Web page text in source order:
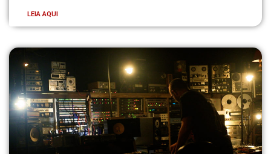
LEIA AQUI